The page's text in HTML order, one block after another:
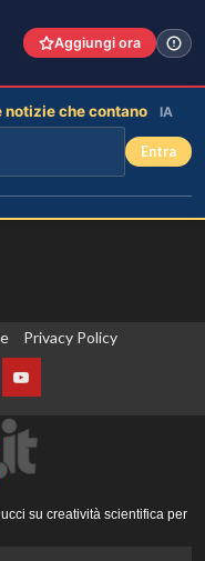
Privacy Policy
YouTube
su creatività scientifica per
Aggiungi ora
che contano IA
Entra